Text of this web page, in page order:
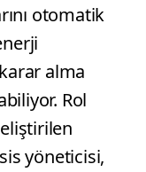
otomatik
alma
Rol
yöneticisi,